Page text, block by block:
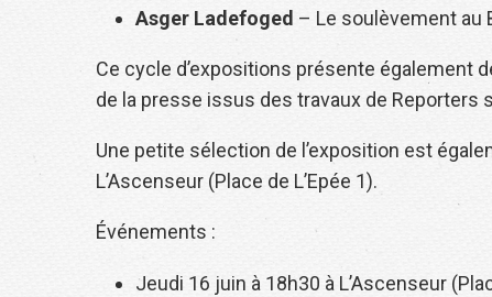
Asger Ladefoged – Le soulèvement au
Ce cycle d’expositions présente également
de la presse issus des travaux de Reporters
Une petite sélection de l’exposition est
L’Ascenseur (Place de L’Epée 1).
Événements :
Jeudi 16 juin à 18h30 à L’Ascenseur